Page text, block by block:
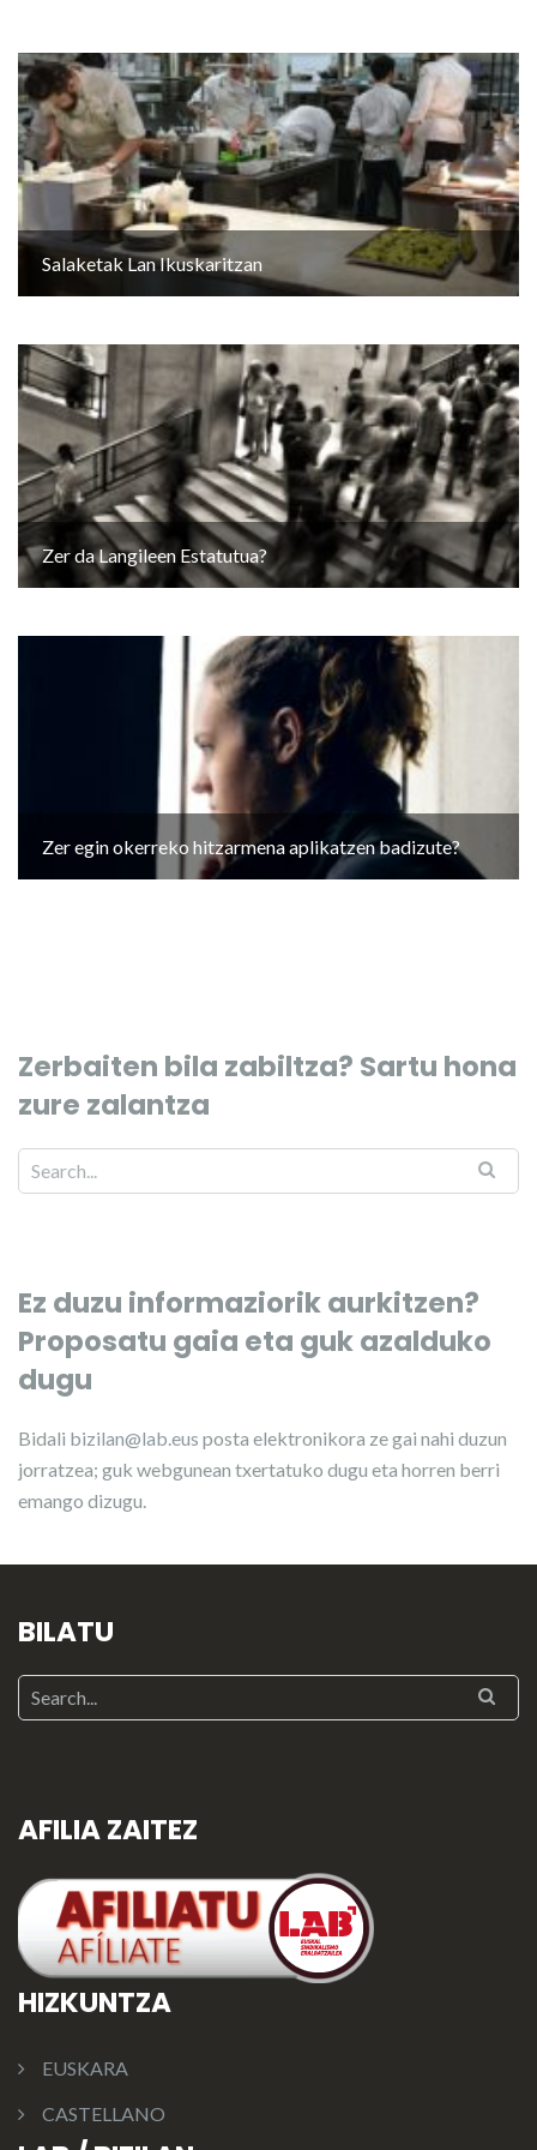
Salaketak Lan Ikuskaritzan
Zer da Langileen Estatutua?
Zer egin okerreko hitzarmena aplikatzen badizute?
Zerbaiten bila zabiltza? Sartu hona
zure zalantza
Ez duzu informaziorik aurkitzen?
Proposatu gaia eta guk azalduko
dugu
Bidali bizilan@lab.eus posta elektronikora ze gai nahi duzun
jorratzea; guk webgunean txertatuko dugu eta horren berri
emango dizugu.
BILATU
AFILIA ZAITEZ
HIZKUNTZA
EUSKARA
CASTELLANO